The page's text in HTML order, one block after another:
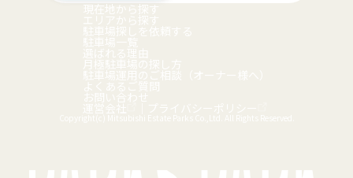
現在地から探す